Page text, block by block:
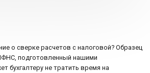
о сверке расчетов с налоговой? Образец
подготовленный нашими
бухгалтеру не тратить время на